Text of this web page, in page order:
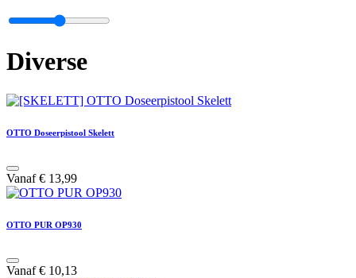
Diverse
OTTO Doseerpistool Skelett
Vanaf€ 13,99
OTTO PUR OP930
Vanaf€ 10,13